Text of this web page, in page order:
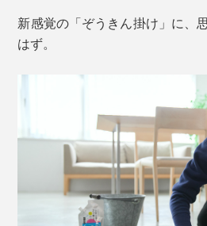
新感覚の「ぞうきん掛け」に、
はず。